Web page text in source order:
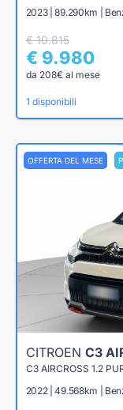
2023 | 89.290km |
€ 10.815
€ 9.980
da 208€ al mese
1 disponibili
OFFERTA DEL MESE
CITROEN C3
C3 AIRCROSS 1.2
2022 | 49.568km |